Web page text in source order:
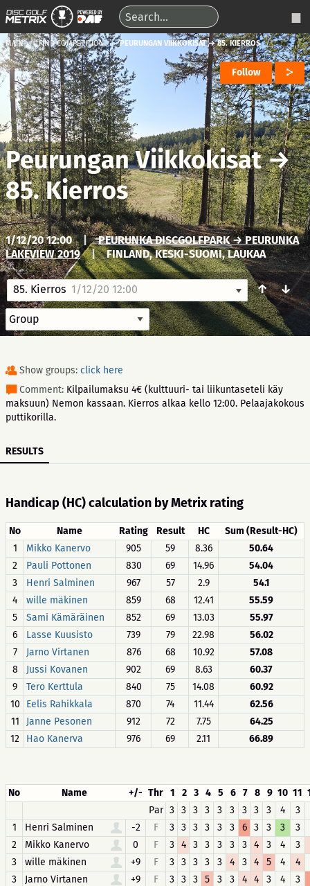
MAIN FIND COMPETITION PEURUNGAN VIIKKOKISAT → 85. KIERROS
Follow
Peurungan Viikkokisat→
85. Kierros
1/12/20 12:00 |
PEURUNKA DISCGOLFPARK → PEURUNKA
LAKEVIEW 2019
| FINLAND, KESKI-SUOMI, LAUKAA
85. Kierros 1/12/20 12:00 ↑ ↓
Show groups: click here
Comment: Kilpailumaksu 4€ (kulttuuri- tai liikuntaseteli käy
maksuun) Nemon kassaan. Kierros alkaa kello 12:00. Pelaajakokous
puttikorilla.
RESULTS
Handicap (HC) calculation by Metrix rating
No Name Rating Result HC
Sum (Result-HC)
1
Mikko Kanervo 905 59 8.36
50.64
2
Pauli Pottonen 830 69 14.96
54.04
3
Henri Salminen 967 57 2.9
54.1
4
wille mäkinen 859 68 12.41
55.59
5
Sami Kämäräinen 852 69 13.03
55.97
6
Lasse Kuusisto 739 79 22.98
56.02
7
Jarno Virtanen 876 68 10.92
57.08
8
Jussi Kovanen 902 69 8.63
60.37
9
Tero Kerttula 840 75 14.08
60.92
10
Eelis Rahikkala 870 74 11.44
62.56
11
Janne Pesonen 912 72 7.75
64.25
12
Hao Kanerva 976 69 2.11 66.89
No Name +/- Thr 1 2 3 4 5 6 7 8 9 10 11
Par 3 3 3 3 3 3 3 3 3 4 3
1
Henri Salminen -2 F 3 3 3 3 3 3 6 3 3 3 3
2
Mikko Kanervo 0 F 3 4 3 3 3 3 3 4 3 4 3
3
wille mäkinen +9 F 3 3 3 3 3 4 3 4 5 4 4
3
Jarno Virtanen +9 F 3 3 3 5 3 3 4 4 3 4 3